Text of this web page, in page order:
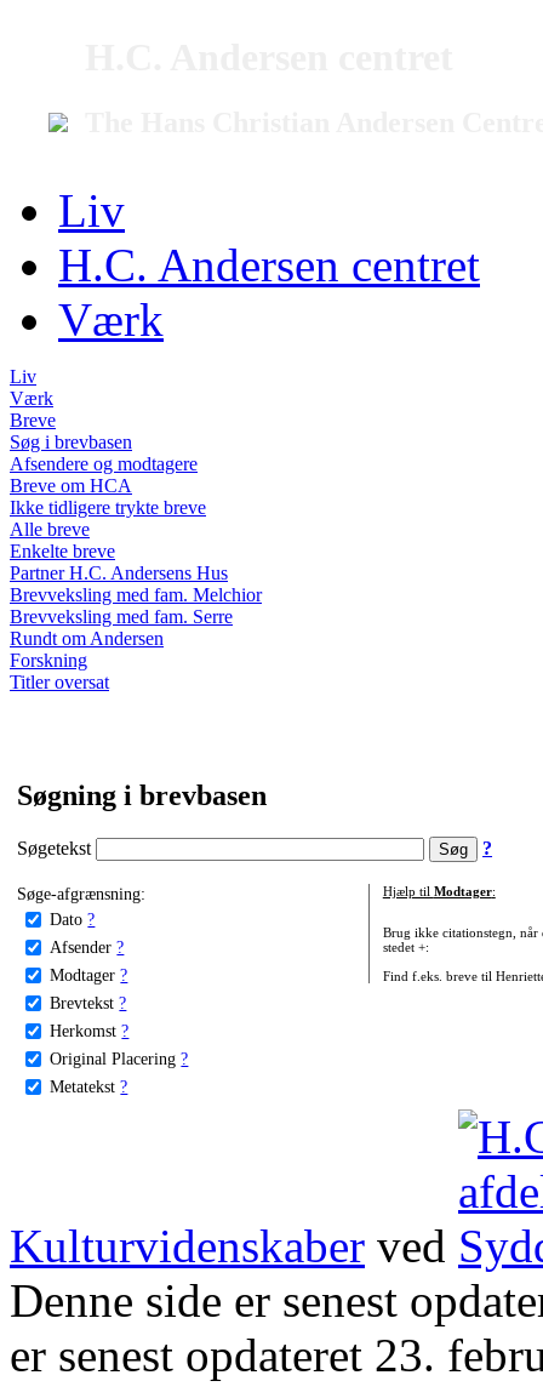
Liv
H.C. Andersen centret
Værk
Liv
Værk
Breve
Søg i brevbasen
Afsendere og modtagere
Breve om HCA
Ikke tidligere trykte breve
Alle breve
Enkelte breve
Partner H.C. Andersens Hus
Brevveksling med fam. Melchior
Brevveksling med fam. Serre
Rundt om Andersen
Forskning
Titler oversat
Søgning i brevbasen
Søgetekst ?
Søge-afgrænsning:
Dato ?
Afsender ?
Modtager ?
Brevtekst ?
Herkomst ?
Original Placering ?
Metatekst ?
Hjælp til Modtager:
Brug ikke citationstegn, når
stedet +:
Find f.eks. breve til
Kulturvidenskaber ved
Denne side er senest
er senest opdateret 23.